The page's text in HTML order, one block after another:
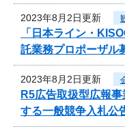
2023年8月2日更新
「日本ライン・
託業務プロポーザル
2023年8月2日更新
R5広告取扱型広報
する一般競争入札公